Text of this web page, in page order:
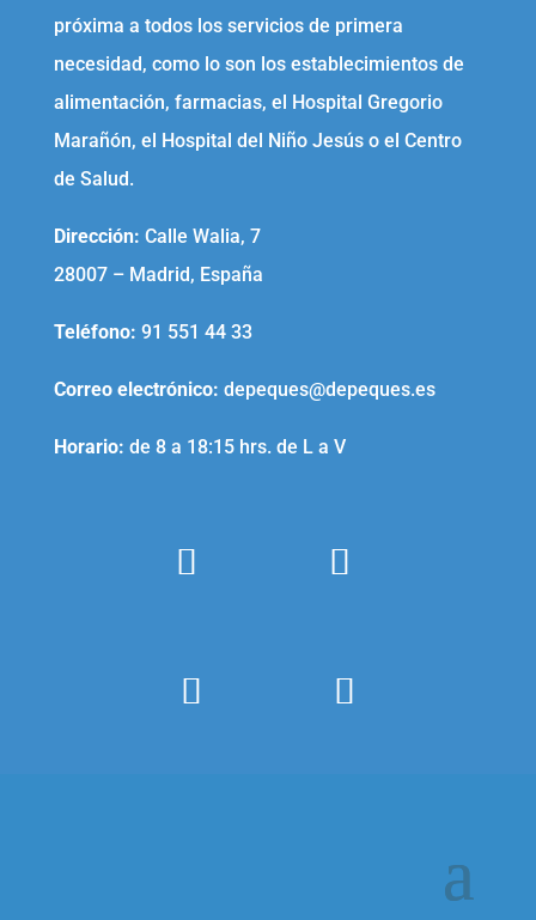
próxima a todos los servicios de primera
necesidad, como lo son los establecimientos de
alimentación, farmacias, el Hospital Gregorio
Marañón, el Hospital del Niño Jesús o el Centro
de Salud.
Dirección: Calle Walia, 7
28007 – Madrid, España
Teléfono: 91 551 44 33
Correo electrónico: depeques@depeques.es
Horario: de 8 a 18:15 hrs. de L a V